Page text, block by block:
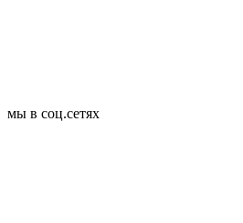
мы в соц.сетях